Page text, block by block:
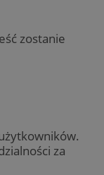
zostanie
za